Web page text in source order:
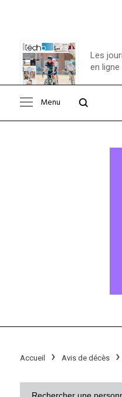
Consulter le
Les
en ligne
Menu
Accueil Avis de décès